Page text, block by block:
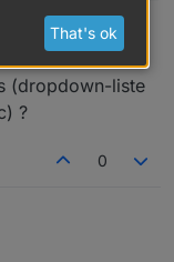
einen
(dropdown-liste
?
0
That's ok